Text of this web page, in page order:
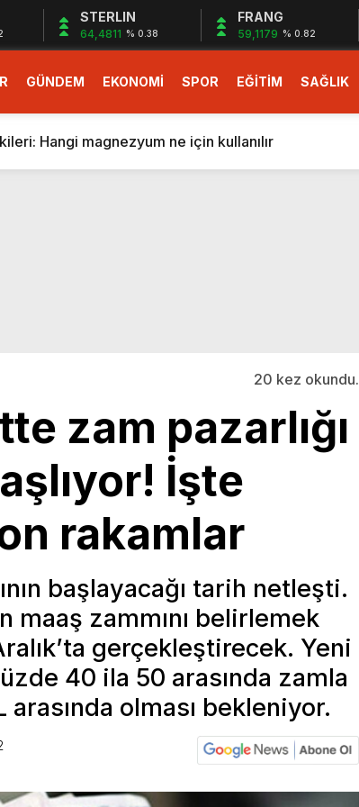
STERLIN
64,4811 % 0.38
FRANG
59,1179 % 0.82
GÜNDEM EKONOMİ SPOR EĞİTİM SAĞLIK
dev teklif
gelecek yeni özellikler belli oldu
Hangi magnezyum ne için kullanılır
başlıyor
dev teklif
20 kez okundu.
zam pazarlığı
İşte
rakamlar
başlayacağı tarih netleşti.
maaş zammını belirlemek
gerçekleştirecek. Yeni
40 ila 50 arasında zamla
arasında olması bekleniyor.